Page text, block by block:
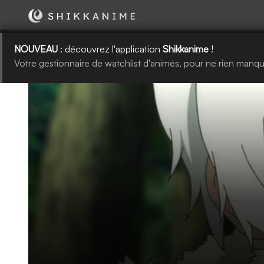
NOUVEAU : découvrez l'application Shikkanime !
Votre gestionnaire de watchlist d'animés, pour ne rien